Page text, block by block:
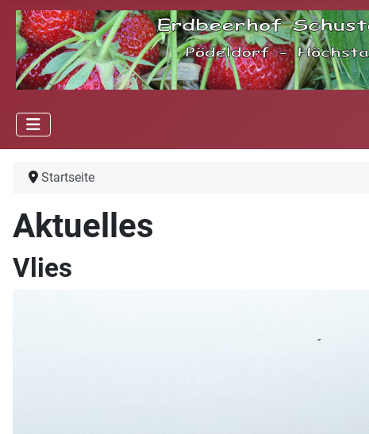
Startseite
Aktuelles
Vlies